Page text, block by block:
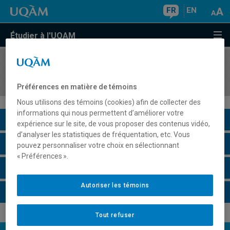
FR EN
Étudier à l'UQAM
COURS//
Description du cours
Horaire - Été 2026
Préférences en matière de témoins
Nous utilisons des témoins (cookies) afin de collecter des
informations qui nous permettent d’améliorer votre
expérience sur le site, de vous proposer des contenus vidéo,
d’analyser les statistiques de fréquentation, etc. Vous
pouvez personnaliser votre choix en sélectionnant
« Préférences ».
Tout refuser
Autoriser les témoins